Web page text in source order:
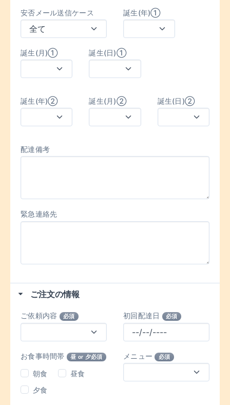
安否メール送信ケース 誕生(年)①
誕生(月)① 誕生(日)①
誕生(年)② 誕生(月)② 誕生(日)②
配達備考
緊急連絡先
ご注文の情報
ご依頼内容 必須 初回配達日 必須
お食事時間帯 昼 or 夕必須
朝食
昼食
夕食
メニュー 必須